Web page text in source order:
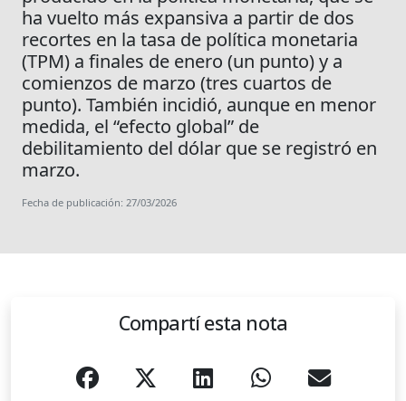
ha vuelto más expansiva a partir de dos
recortes en la tasa de política monetaria
(TPM) a finales de enero (un punto) y a
comienzos de marzo (tres cuartos de
punto). También incidió, aunque en menor
medida, el “efecto global” de
debilitamiento del dólar que se registró en
marzo.
Fecha de publicación: 27/03/2026
Compartí esta nota